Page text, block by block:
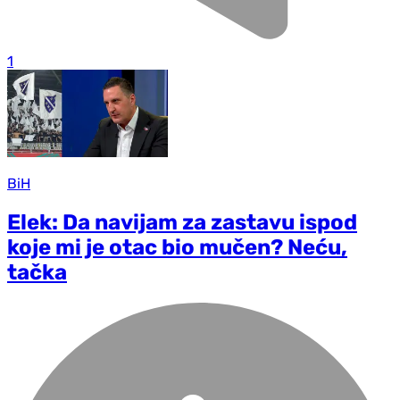
1
BiH
Elek: Da navijam za zastavu ispod
koje mi je otac bio mučen? Neću,
tačka